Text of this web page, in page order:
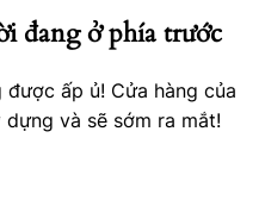
đang ở phía trước
ấp ủ! Cửa hàng của
và sẽ sớm ra mắt!